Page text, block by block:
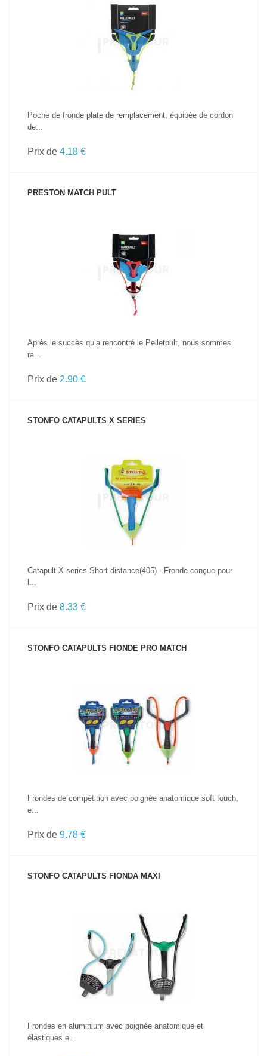
VOIR LE PRODUIT
Poche de fronde plate de remplacement, équipée de cordon
de...
Prix de 4.18 €
PRESTON MATCH PULT
VOIR LE PRODUIT
Après le succès qu’a rencontré le Pelletpult, nous sommes
ra...
Prix de 2.90 €
STONFO CATAPULTS X SERIES
VOIR LE PRODUIT
Catapult X series Short distance(405) - Fronde conçue pour
l...
Prix de 8.33 €
STONFO CATAPULTS FIONDE PRO MATCH
VOIR LE PRODUIT
Frondes de compétition avec poignée anatomique soft touch,
e...
Prix de 9.78 €
STONFO CATAPULTS FIONDA MAXI
VOIR LE PRODUIT
Frondes en aluminium avec poignée anatomique et
élastiques e...